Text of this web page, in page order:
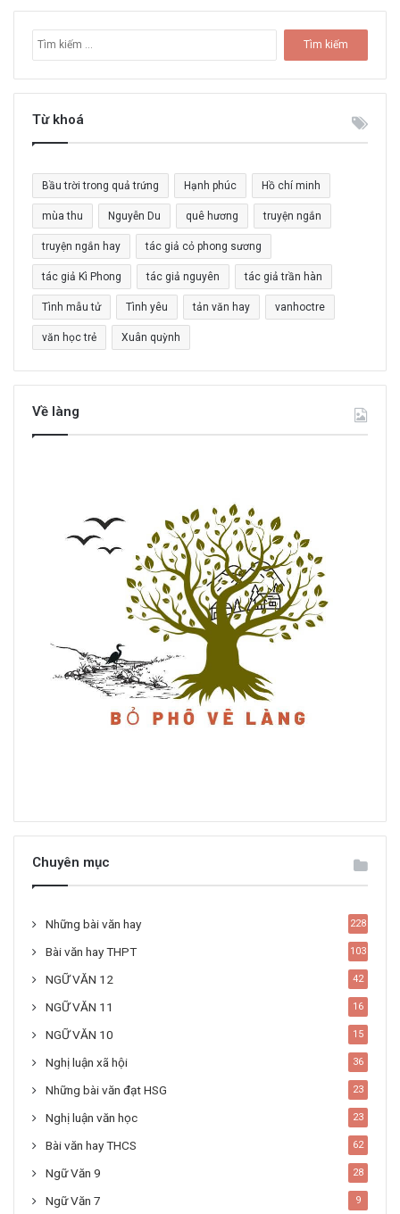
m
k
h
o
:
Từ khoá
Bầu trời trong quả trứng Hạnh phúc Hồ chí minh
mùa thu Nguyễn Du quê hương truyện ngắn
truyện ngắn hay tác giả cỏ phong sương
tác giả Kì Phong tác giả nguyên tác giả trần hàn
Tình mẫu tử Tình yêu tản văn hay vanhoctre
văn học trẻ Xuân quỳnh
Về làng
Chuyên mục
Những bài văn hay 228
Bài văn hay THPT 103
NGỮ VĂN 12 42
NGỮ VĂN 11 16
NGỮ VĂN 10 15
Nghị luận xã hội 36
Những bài văn đạt HSG 23
Nghị luận văn học 23
Bài văn hay THCS 62
Ngữ Văn 9 28
Ngữ Văn 7 9